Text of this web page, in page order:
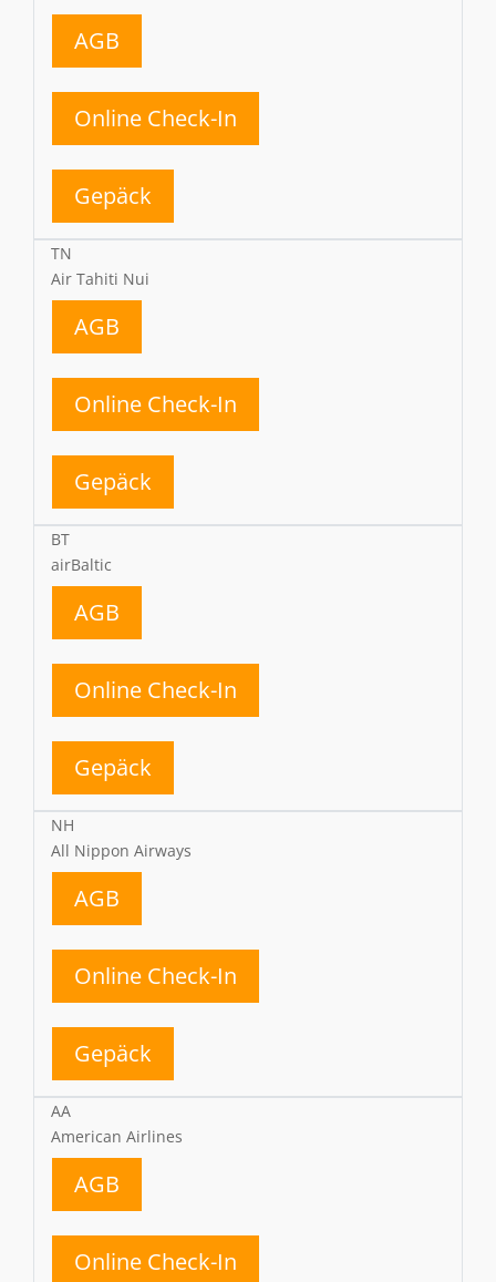
AGB
Online Check-In
Gepäck
TN
Air Tahiti Nui
AGB
Online Check-In
Gepäck
BT
airBaltic
AGB
Online Check-In
Gepäck
NH
All Nippon Airways
AGB
Online Check-In
Gepäck
AA
American Airlines
AGB
Online Check-In